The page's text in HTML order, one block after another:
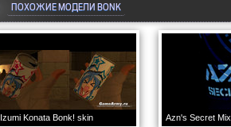
ПОХОЖИЕ МОДЕЛИ BONK
Izumi Konata Bonk! skin Azn's Secret Mix